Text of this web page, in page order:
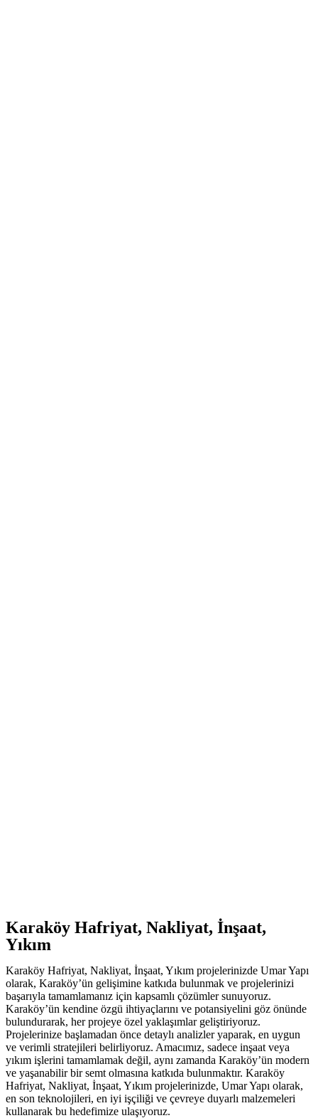
Karaköy Hafriyat, Nakliyat, İnşaat,
Yıkım
Karaköy Hafriyat, Nakliyat, İnşaat, Yıkım projelerinizde Umar Yapı
olarak, Karaköy’ün gelişimine katkıda bulunmak ve projelerinizi
başarıyla tamamlamanız için kapsamlı çözümler sunuyoruz.
Karaköy’ün kendine özgü ihtiyaçlarını ve potansiyelini göz önünde
bulundurarak, her projeye özel yaklaşımlar geliştiriyoruz.
Projelerinize başlamadan önce detaylı analizler yaparak, en uygun
ve verimli stratejileri belirliyoruz. Amacımız, sadece inşaat veya
yıkım işlerini tamamlamak değil, aynı zamanda Karaköy’ün modern
ve yaşanabilir bir semt olmasına katkıda bulunmaktır. Karaköy
Hafriyat, Nakliyat, İnşaat, Yıkım projelerinizde, Umar Yapı olarak,
en son teknolojileri, en iyi işçiliği ve çevreye duyarlı malzemeleri
kullanarak bu hedefimize ulaşıyoruz.